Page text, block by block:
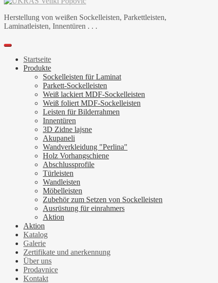
Herstellung von weißen Sockelleisten, Parkettleisten,
Laminatleisten, Innentüren . . .
Startseite
Produkte
Sockelleisten für Laminat
Parkett-Sockelleisten
Weiß lackiert MDF-Sockelleisten
Weiß foliert MDF-Sockelleisten
Leisten für Bilderrahmen
Innentüren
3D Zidne lajsne
Akupaneli
Wandverkleidung "Perlina"
Holz Vorhangschiene
Abschlussprofile
Türleisten
Wandleisten
Möbelleisten
Zubehör zum Setzen von Sockelleisten
Ausrüstung für einrahmers
Aktion
Aktion
Katalog
Galerie
Zertifikate und anerkennung
Über uns
Prodavnice
Kontakt